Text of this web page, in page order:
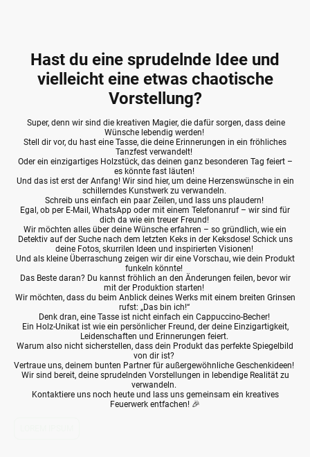
Hast du eine sprudelnde Idee und
vielleicht eine etwas chaotische
Vorstellung?
Super, denn wir sind die kreativen Magier, die dafür sorgen, dass deine
Wünsche lebendig werden!
Stell dir vor, du hast eine Tasse, die deine Erinnerungen in ein fröhliches
Tanzfest verwandelt!
Oder ein einzigartiges Holzstück, das deinen ganz besonderen Tag feiert –
es könnte fast läuten!
Und das ist erst der Anfang! Wir sind hier, um deine Herzenswünsche in ein
schillerndes Kunstwerk zu verwandeln.
Schreib uns einfach ein paar Zeilen, und lass uns plaudern!
Egal, ob per E-Mail, WhatsApp oder mit einem Telefonanruf – wir sind für
dich da wie ein treuer Freund!
Wir möchten alles über deine Wünsche erfahren – so gründlich, wie ein
Detektiv auf der Suche nach dem letzten Keks in der Keksdose! Schick uns
deine Fotos, skurrilen Ideen und inspirierten Visionen!
Und als kleine Überraschung zeigen wir dir eine Vorschau, wie dein Produkt
funkeln könnte!
Das Beste daran? Du kannst fröhlich an den Änderungen feilen, bevor wir
mit der Produktion starten!
Wir möchten, dass du beim Anblick deines Werks mit einem breiten Grinsen
rufst: „Das bin ich!“
Denk dran, eine Tasse ist nicht einfach ein Cappuccino-Becher!
Ein Holz-Unikat ist wie ein persönlicher Freund, der deine Einzigartigkeit,
Leidenschaften und Erinnerungen feiert.
Warum also nicht sicherstellen, dass dein Produkt das perfekte Spiegelbild
von dir ist?
Vertraue uns, deinem bunten Partner für außergewöhnliche Geschenkideen!
Wir sind bereit, deine sprudelnden Vorstellungen in lebendige Realität zu
verwandeln.
Kontaktiere uns noch heute und lass uns gemeinsam ein kreatives
Feuerwerk entfachen! 🎉